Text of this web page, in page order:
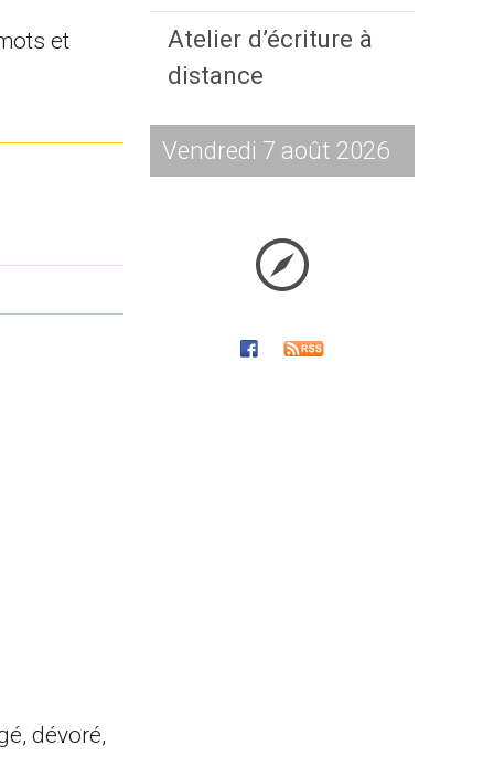
et
dévoré,
Atelier d’écriture à
distance
Vendredi 7 août 2026